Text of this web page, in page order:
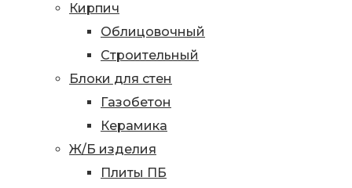
Кирпич
Облицовочный
Строительный
Блоки для стен
Газобетон
Керамика
Ж/Б изделия
Плиты ПБ